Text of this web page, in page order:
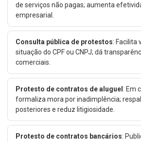
de serviços não pagas; aumenta
empresarial.
Consulta pública de protestos: Facilita
situação do CPF ou CNPJ; dá
comerciais.
Protesto de contratos de aluguel : Em
formaliza mora por inadimplência;
posteriores e reduz litigiosidade.
Protesto de contratos bancários: